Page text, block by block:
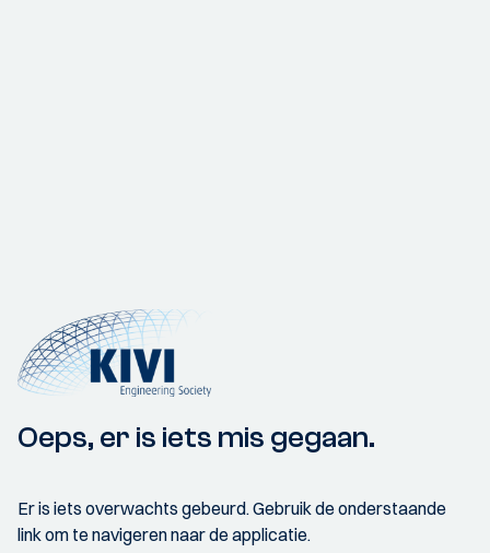
Oeps, er is iets mis gegaan.
Er is iets overwachts gebeurd. Gebruik de onderstaande
link om te navigeren naar de applicatie.